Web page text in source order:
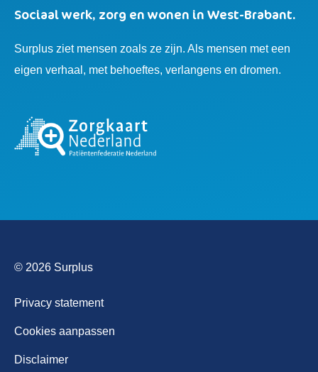
Sociaal werk, zorg en wonen in West-Brabant.
Surplus ziet mensen zoals ze zijn. Als mensen met een
eigen verhaal, met behoeftes, verlangens en dromen.
© 2026 Surplus
Privacy statement
Cookies aanpassen
Disclaimer